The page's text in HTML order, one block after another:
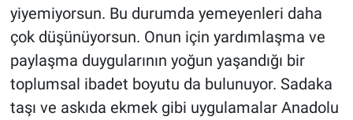
yiyemiyorsun. Bu durumda yemeyenleri daha
çok düşünüyorsun. Onun için yardımlaşma ve
paylaşma duygularının yoğun yaşandığı bir
toplumsal ibadet boyutu da bulunuyor. Sadaka
taşı ve askıda ekmek gibi uygulamalar Anadolu